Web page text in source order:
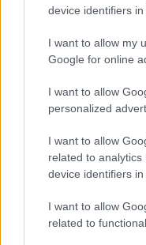
device identifiers in
I want to allow my
Google for online
I want to allow
personalized
I want to allow
related to
device identifiers in
I want to allow
related to
πείστηκε να
έκανε χρήση του
λίγο το ματς και
οπαδούς.
Διαβάστε